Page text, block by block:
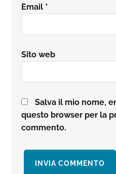
Email *
Sito web
Salva il mio nome,
questo browser per la
commento.